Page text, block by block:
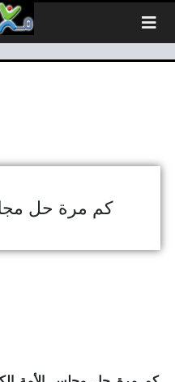
كم مرة حل